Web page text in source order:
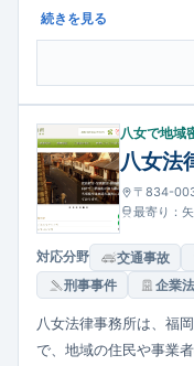
受けています。分かり
得できる解決を目指す
え、地域の法的ニーズ
続きを見る
八女で地域
八女法
〒834-
最寄り：
対応分野 交通事故
刑事事件
企業
八女法律事務所は、福
で、地域の住民や事業